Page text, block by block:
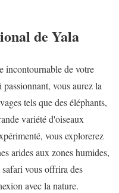
de Yala
incontournable de votre
vous aurez la
tels que des éléphants,
variété d'oiseaux
vous explorerez
arides aux zones humides,
safari vous offrira des
avec la nature.